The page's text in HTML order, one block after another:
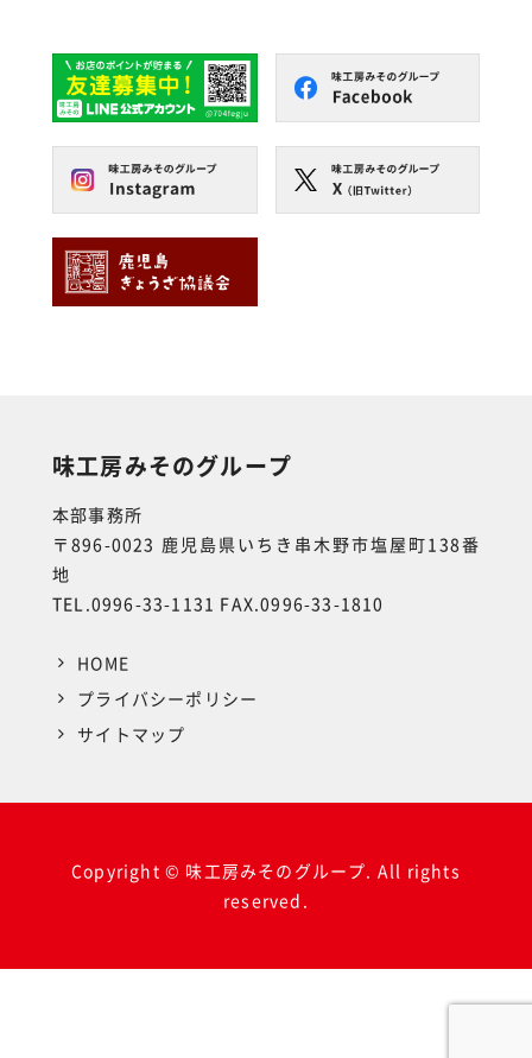
味工房みそのグループ
本部事務所
〒896-0023 鹿児島県いちき串木野市塩屋町138番
地
TEL.0996-33-1131 FAX.0996-33-1810
HOME
プライバシーポリシー
サイトマップ
Copyright © 味工房みそのグループ. All rights
reserved.